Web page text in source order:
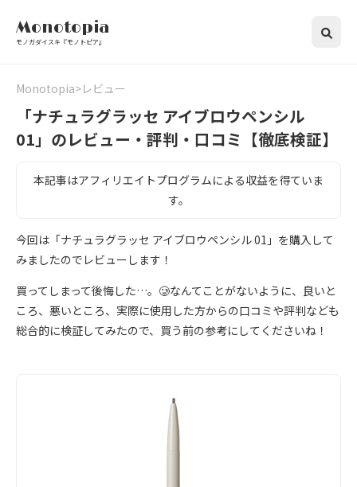
Monotopia
モノガダイスキ『モノトピア』
Monotopia レビュー
「ナチュラグラッセ アイブロウペンシル
01」のレビュー・評判・口コミ【徹底検証】
本記事はアフィリエイトプログラムによる収益を得ていま
す。
今回は「ナチュラグラッセ アイブロウペンシル 01」を購入して
みましたのでレビューします！
買ってしまって後悔した…。🥲なんてことがないように、良いと
ころ、悪いところ、実際に使用した方からの口コミや評判なども
総合的に検証してみたので、買う前の参考にしてくださいね！